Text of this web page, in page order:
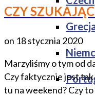
CZY
on 18 stycznia 2020
Marzyliśmy o tym od
Czy faktycznie jest
tu na weekend? Czy